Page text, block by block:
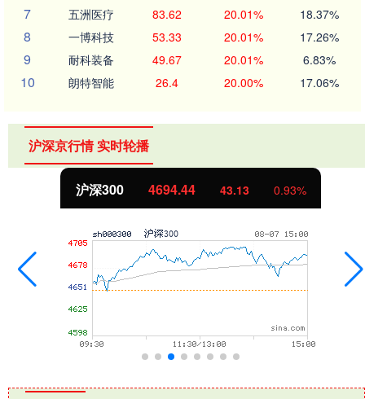
7 五洲医疗 83.62 20.01% 18.37%
8 一博科技 53.33 20.01% 17.26%
9 耐科装备 49.67 20.01% 6.83%
10 朗特智能 26.4 20.00% 17.06%
沪深京行情 实时轮播
沪深300 4694.44 43.13 0.93%